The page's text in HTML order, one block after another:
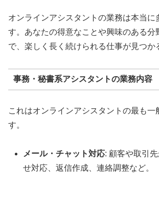
オンラインアシスタントの業務は本当に
す。あなたの得意なことや興味のある分
で、楽しく長く続けられる仕事が見つか
事務・秘書系アシスタントの業務内容
これはオンラインアシスタントの最も一
す。
メール・チャット対応: 顧客や取引
せ対応、返信作成、連絡調整など。